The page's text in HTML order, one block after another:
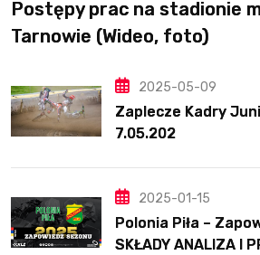
Postępy prac na stadionie
Tarnowie (Wideo, foto)
2025-05-09
Zaplecze Kadry
7.05.202
2025-01-15
Polonia Piła –
SKŁADY ANALIZA I